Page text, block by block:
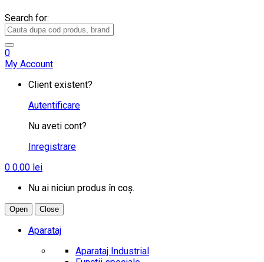
Search for:
0
My Account
Client existent?
Autentificare
Nu aveti cont?
Inregistrare
0 0.00 lei
Nu ai niciun produs în coș.
Open Close
Aparataj
Aparataj Industrial